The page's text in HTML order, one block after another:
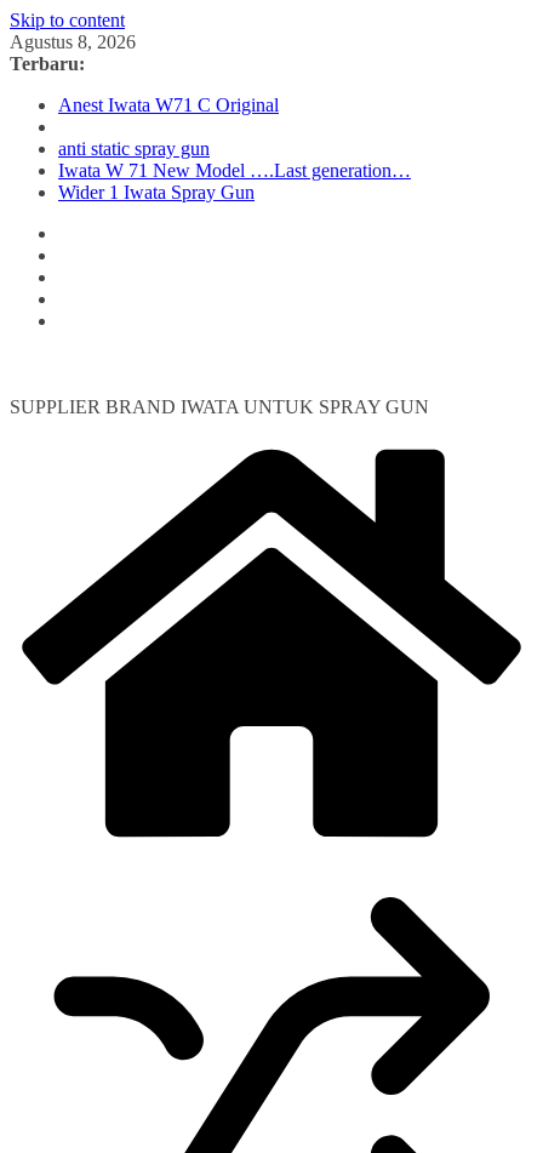
Skip to content
Agustus 8, 2026
Terbaru:
Anest Iwata W71 C Original
anti static spray gun
Iwata W 71 New Model ….Last generation…
Wider 1 Iwata Spray Gun
SUPPLIER BRAND IWATA UNTUK SPRAY GUN